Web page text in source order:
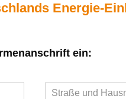
Energie-
ein: